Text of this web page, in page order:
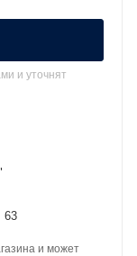
и уточнят
63
и может